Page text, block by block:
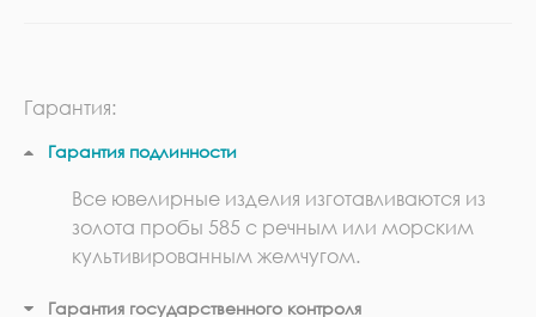
Гарантия:
Гарантия подлинности
Все ювелирные изделия изготавливаются из
золота пробы 585 с речным или морским
культивированным жемчугом.
Гарантия государственного контроля